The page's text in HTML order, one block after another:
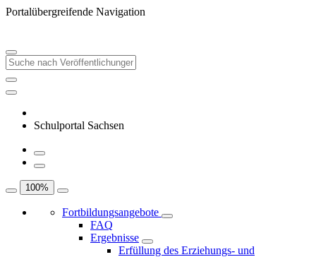
Portalübergreifende Navigation
Schulportal Sachsen
100%
Fortbildungsangebote
FAQ
Ergebnisse
Erfüllung des Erziehungs- und